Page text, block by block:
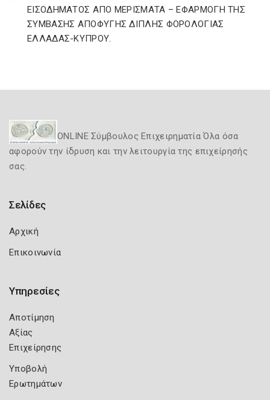
ΕΙΣΟΔΗΜΑΤΟΣ ΑΠΟ ΜΕΡΙΣΜΑΤΑ – ΕΦΑΡΜΟΓΗ ΤΗΣ
ΣΥΜΒΑΣΗΣ ΑΠΟΦΥΓΗΣ ΔΙΠΛΗΣ ΦΟΡΟΛΟΓΙΑΣ
ΕΛΛΑΔΑΣ-ΚΥΠΡΟΥ.
ONLINE Σύμβουλος Επιχειρηματία Όλα όσα
αφορούν την ίδρυση και την λειτουργία της επιχείρησής
σας.
Σελίδες
Αρχική
Επικοινωνία
Υπηρεσίες
Αποτίμηση
Αξίας
Επιχείρησης
Υποβολή
Ερωτημάτων